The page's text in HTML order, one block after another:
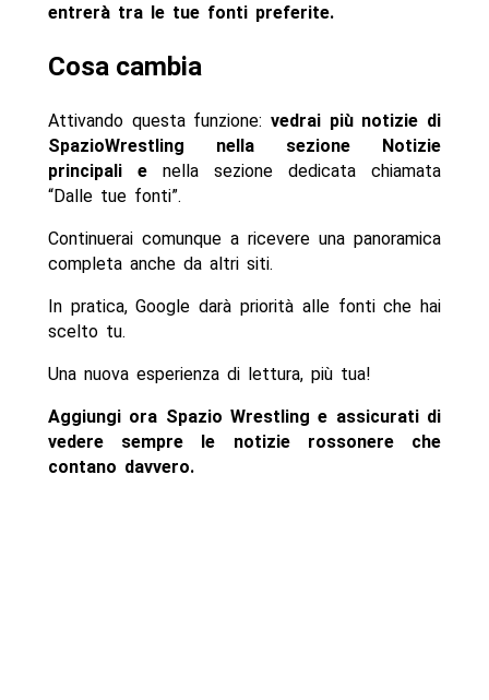
entrerà tra le tue fonti preferite.
Cosa cambia
Attivando questa funzione: vedrai più notizie di
SpazioWrestling nella sezione Notizie
principali enella sezione dedicata chiamata
“Dalle tue fonti”.
Continuerai comunque a ricevere una panoramica
completa anche da altri siti.
In pratica, Google darà priorità alle fonti che hai
scelto tu.
Una nuova esperienza di lettura, più tua!
Aggiungi ora Spazio Wrestling e assicurati di
vedere sempre le notizie rossonere che
contano davvero.